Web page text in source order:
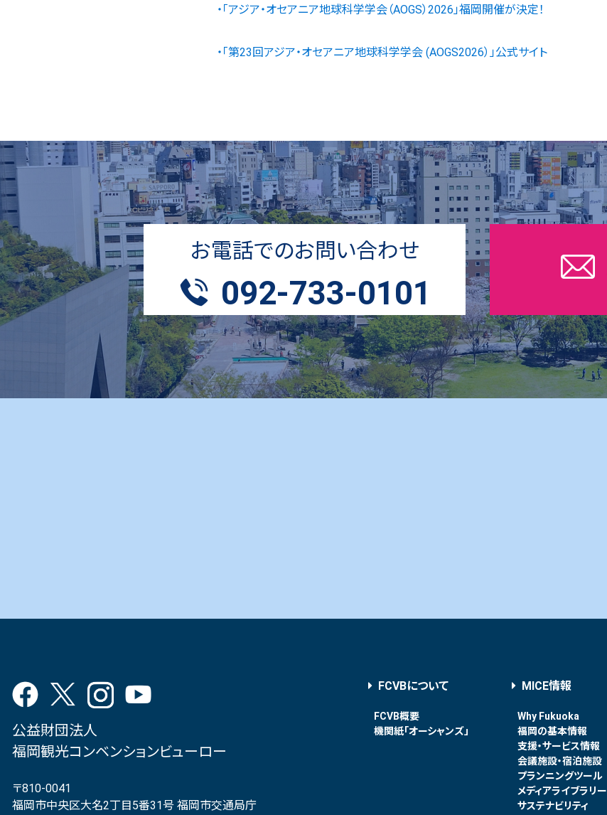
・「アジア・オセアニア地球科学学会（AOGS）2026」福岡開催が決定！
・「第23回アジア・オセアニア地球科学学会 (AOGS2026）」公式サイト
お電話でのお問い合わせ
092-733-0101
公益財団法人
福岡観光コンベンションビューロー
〒810-0041
福岡市中央区大名2丁目5番31号 福岡市交通局庁
FCVBについて
FCVB概要
機関紙「オーシャンズ」
MICE情報
Why Fukuoka
福岡の基本情報
支援・サービス情報
会議施設・宿泊施設
プランニングツール
メディアライブラリー
サステナビリティ